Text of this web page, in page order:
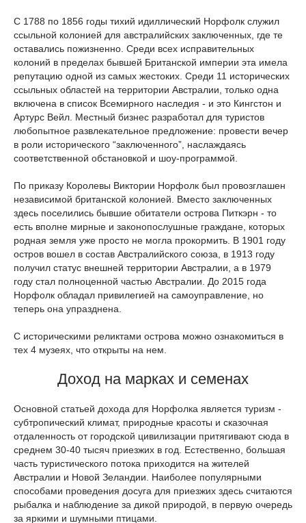
С 1788 по 1856 годы тихий идиллический Норфолк служил
ссыльной колонией для австралийских заключенных, где те
оставались пожизненно. Среди всех исправительных
колоний в пределах бывшей Британской империи эта имела
репутацию одной из самых жестоких. Среди 11 исторических
ссыльных областей на территории Австралии, только одна
включена в список Всемирного наследия - и это Кингстон и
Артурс Вейл. Местный бизнес разработал для туристов
любопытное развлекательное предложение: провести вечер
в роли исторического “заключенного”, наслаждаясь
соответственной обстановкой и шоу-программой.
По приказу Королевы Виктории Норфолк был провозглашен
независимой британской колонией. Вместо заключенных
здесь поселились бывшие обитатели острова Питкэрн - то
есть вполне мирные и законопослушные граждане, которых
родная земля уже просто не могла прокормить. В 1901 году
остров вошел в состав Австралийского союза, в 1913 году
получил статус внешней территории Австралии, а в 1979
году стал полноценной частью Австралии. До 2015 года
Норфолк обладал привилегией на самоуправление, но
теперь она упразднена.
С историческими реликтами острова можно ознакомиться в
тех 4 музеях, что открыты на нем.
Доход на марках и семенах
Основной статьей дохода для Норфолка является туризм -
субтропический климат, природные красоты и сказочная
отдаленность от городской цивилизации притягивают сюда в
среднем 30-40 тысяч приезжих в год. Естественно, большая
часть туристического потока приходится на жителей
Австралии и Новой Зеландии. Наиболее популярными
способами проведения досуга для приезжих здесь считаются
рыбалка и наблюдение за дикой природой, в первую очередь
за яркими и шумными птицами.